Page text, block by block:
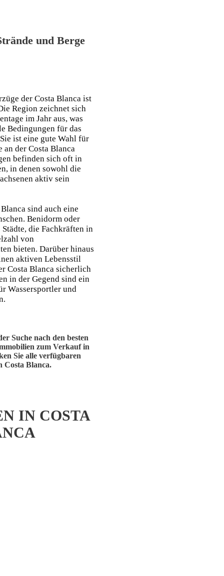
und Berge
der Costa Blanca ist
Region zeichnet sich
im Jahr aus, was
Bedingungen für das
ist eine gute Wahl für
der Costa Blanca
befinden sich oft in
in denen sowohl die
aktiv sein
sind auch eine
Benidorm oder
die Fachkräften in
von
bieten. Darüber hinaus
aktiven Lebensstil
Costa Blanca sicherlich
in der Gegend sind ein
Wassersportler und
Suche nach den besten
zum Verkauf in
Sie alle verfügbaren
Costa Blanca.
IN COSTA